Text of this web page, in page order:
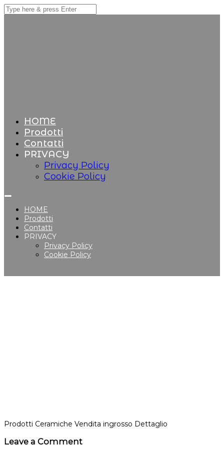
HOME
Prodotti
Contatti
PRIVACY
Privacy Policy
Cookie Policy
HOME
Prodotti
Contatti
PRIVACY
Privacy Policy
Cookie Policy
Prodotti Ceramiche Vendita ingrosso Dettaglio
Leave a Comment